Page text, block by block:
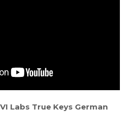
VI Labs True Keys German